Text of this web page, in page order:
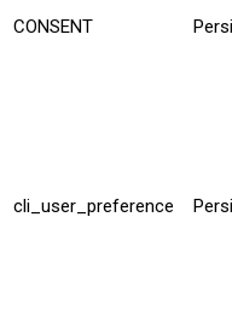
CONSENT
cli_user_preference